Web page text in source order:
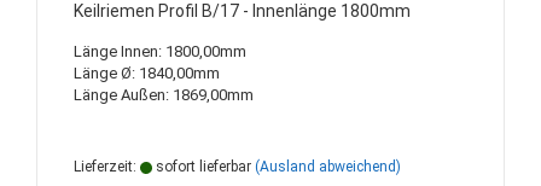
Keilriemen Profil B/17 - Innenlänge 1800mm
Länge Innen: 1800,00mm
Länge Ø: 1840,00mm
Länge Außen: 1869,00mm
Lieferzeit: sofort lieferbar (Ausland abweichend)